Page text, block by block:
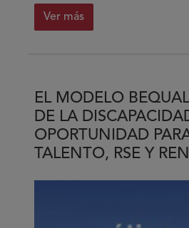
Ver más
sobre
encuentro
de
personas
para
EL MODELO
DE LA
OPORTUNIDAD
TALENTO, RSE Y